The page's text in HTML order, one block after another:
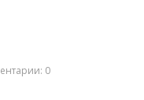
0